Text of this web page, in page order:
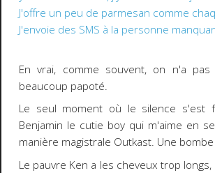
J'offre un peu de parmesan comme
J'envoie des SMS à la personne
En vrai, comme souvent, on n'a
beaucoup papoté.
Le seul moment où le silence s'est
Benjamin le cutie boy qui m'aime en
manière magistrale Outkast. Une
Le pauvre Ken a les cheveux trop